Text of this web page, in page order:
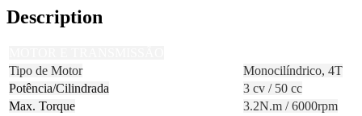
Description
Tipo de Motor
Monocilíndrico, 4T
Potência/Cilindrada
3 cv / 50 cc
Max. Torque
3.2N.m / 6000rpm